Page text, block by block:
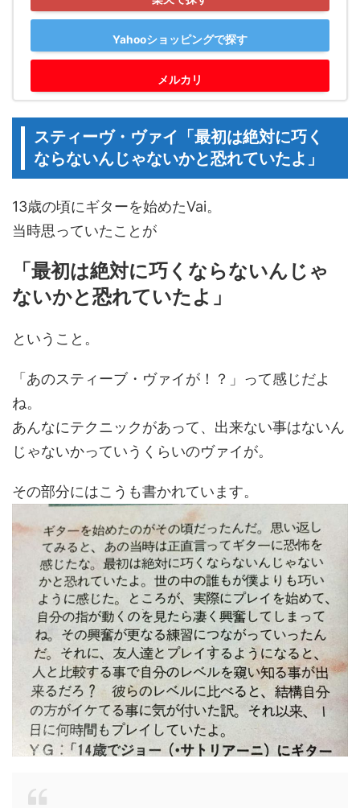
Yahooショッピングで探す
メルカリ
スティーヴ・ヴァイ「最初は絶対に巧く
ならないんじゃないかと恐れていたよ」
13歳の頃にギターを始めたVai。
当時思っていたことが
「最初は絶対に巧くならないんじゃ
ないかと恐れていたよ」
ということ。
「あのスティーブ・ヴァイが！？」って感じだよ
ね。
あんなにテクニックがあって、出来ない事はないん
じゃないかっていうくらいのヴァイが。
その部分にはこうも書かれています。